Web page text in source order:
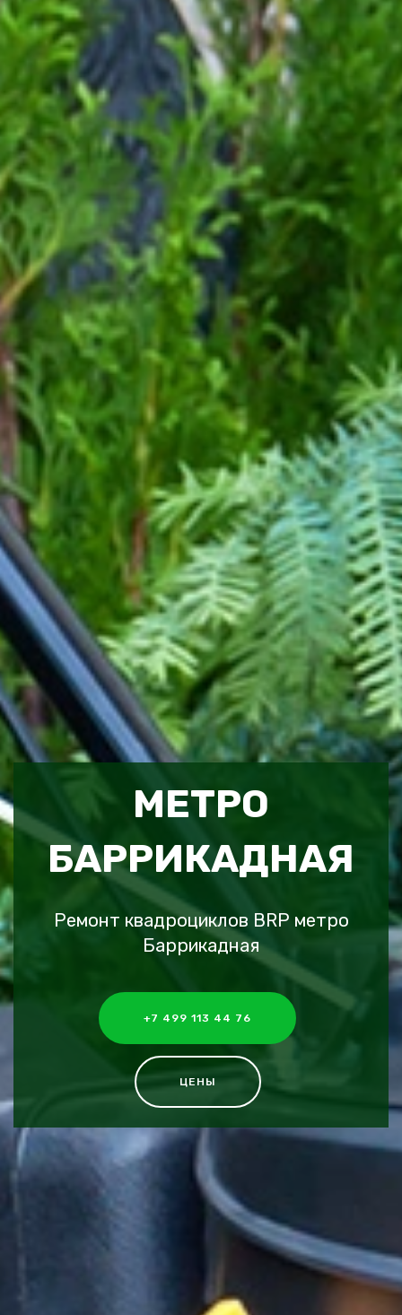
МЕТРО
БАРРИКАДНАЯ
Ремонт квадроциклов BRP метро
Баррикадная
+7 499 113 44 76
ЦЕНЫ